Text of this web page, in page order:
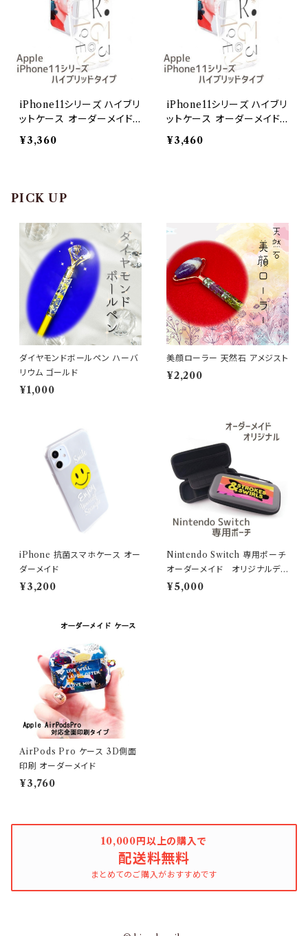
iPhone11シリーズ ハイブリ
ットケース オーダーメイドi
Phone11 Pro
¥3,360
iPhone11シリーズ ハイブリ
ットケース オーダーメイドi
Phone11 Pro Max
¥3,460
PICK UP
ダイヤモンドボールペン ハーバ
リウム ゴールド
¥1,000
美顔ローラー 天然石 アメジスト
¥2,200
iPhone 抗菌スマホケース オー
ダーメイド
¥3,200
Nintendo Switch 専用ポーチ
オーダーメイド オリジナルデ
ザイン
¥5,000
AirPods Pro ケース 3D側面
印刷 オーダーメイド
¥3,760
10,000円以上の購入で
配送料無料
まとめてのご購入がおすすめです